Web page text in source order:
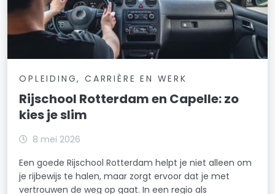
OPLEIDING, CARRIÈRE EN WERK
Rijschool Rotterdam en Capelle: zo
kies je slim
8 mei 2026
Een goede Rijschool Rotterdam helpt je niet alleen om
je rijbewijs te halen, maar zorgt ervoor dat je met
vertrouwen de weg op gaat. In een regio als